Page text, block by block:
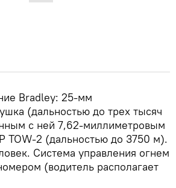
Bradley: 25-мм
(дальностью до трех тысяч
с ней 7,62-миллиметровым
TOW-2 (дальностью до 3750 м).
Система управления огнем
(водитель располагает